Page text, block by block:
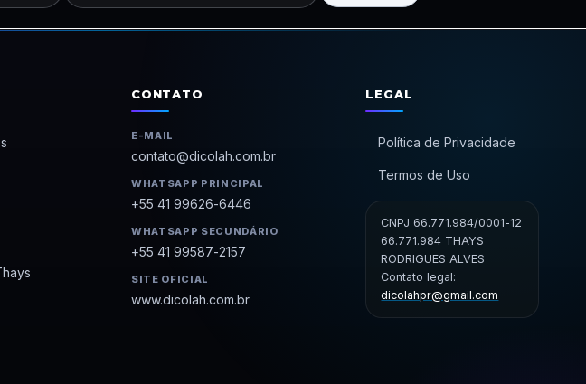
CONTATO
E-MAIL
contato@dicolah.com.br
WHATSAPP PRINCIPAL
+55 41 99626-6446
WHATSAPP SECUNDÁRIO
+55 41 99587-2157
SITE OFICIAL
www.dicolah.com.br
LEGAL
Política de Privacidade
Termos de Uso
CNPJ 66.771.984/0001-12
66.771.984 THAYS
RODRIGUES ALVES
Contato legal:
dicolahpr@gmail.com